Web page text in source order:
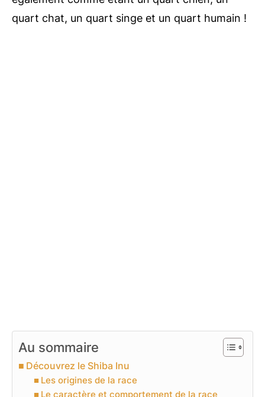
quart chat, un quart singe et un quart humain !
Au sommaire
Découvrez le Shiba Inu
Les origines de la race
Le caractère et comportement de la race